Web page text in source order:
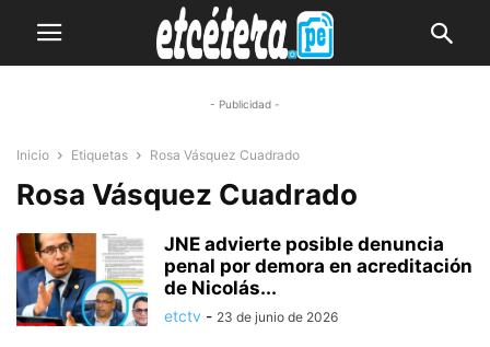
- Publicidad -
Inicio Etiquetas Rosa Vásquez Cuadrado
Rosa Vásquez Cuadrado
JNE advierte posible denuncia
penal por demora en acreditación
de Nicolás...
etctv - 23 de junio de 2026